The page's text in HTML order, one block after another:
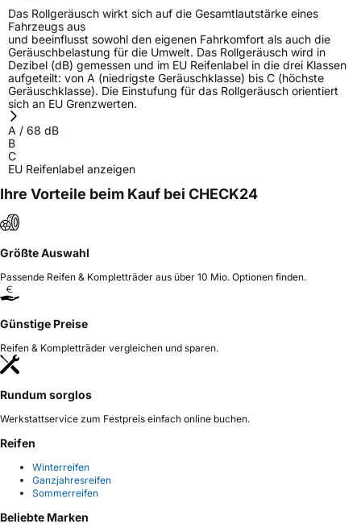
Das Rollgeräusch wirkt sich auf die Gesamtlautstärke eines
Fahrzeugs aus
und beeinflusst sowohl den eigenen Fahrkomfort als auch die
Geräuschbelastung für die Umwelt. Das Rollgeräusch wird in
Dezibel (dB) gemessen und im EU Reifenlabel in die drei Klassen
aufgeteilt: von A (niedrigste Geräuschklasse) bis C (höchste
Geräuschklasse). Die Einstufung für das Rollgeräusch orientiert
sich an EU Grenzwerten.
A / 68 dB
B
C
EU Reifenlabel anzeigen
Ihre Vorteile beim Kauf bei CHECK24
Größte Auswahl
Passende Reifen & Kompletträder aus über 10 Mio. Optionen finden.
Günstige Preise
Reifen & Kompletträder vergleichen und sparen.
Rundum sorglos
Werkstattservice zum Festpreis einfach online buchen.
Reifen
Winterreifen
Ganzjahresreifen
Sommerreifen
Beliebte Marken